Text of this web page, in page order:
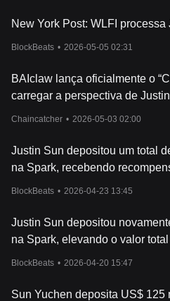
New York Post: WLFI
BlockBeats • 2026-05-05 02:31
BAIclaw lança oficialmente o
carregar a perspectiva de
Chaincatcher • 2026-05-03 02:00
Justin Sun depositou um total
na Spark, recebendo
BlockBeats • 2026-04-23 13:45
Justin Sun depositou
na Spark, elevando o valor
BlockBeats • 2026-04-20 15:47
Sun Yuchen deposita US$